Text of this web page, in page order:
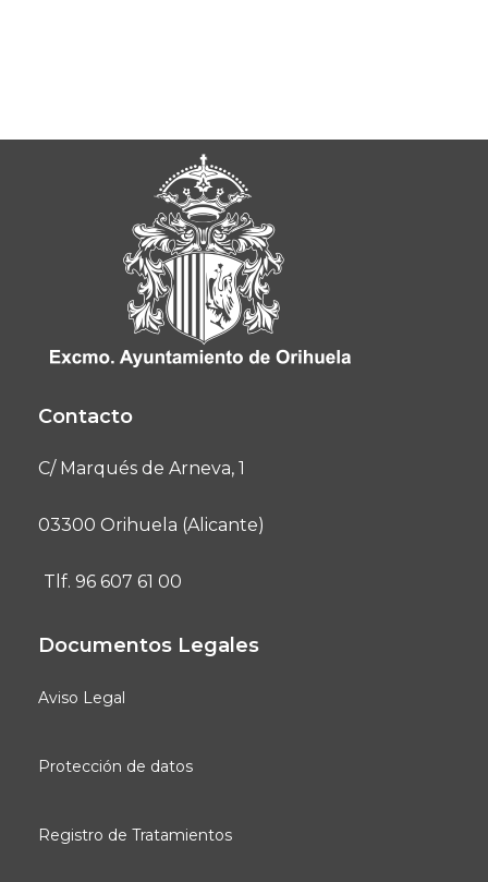
Contacto
C/ Marqués de Arneva, 1
03300 Orihuela (Alicante)
Tlf. 96 607 61 00
Documentos Legales
Aviso Legal
Protección de datos
Registro de Tratamientos